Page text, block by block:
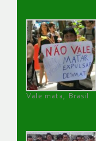
Vale mata, Brasil